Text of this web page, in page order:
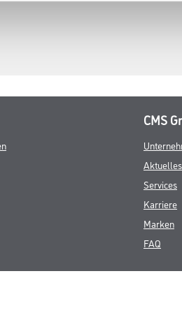
CMS
Aktuelles
Services
Karriere
Marken
FAQ